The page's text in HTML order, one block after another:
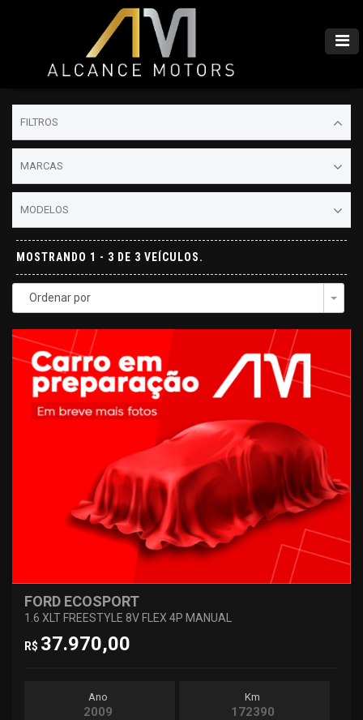
FILTROS
MARCAS
MODELOS
MOSTRANDO 1 - 3 DE 3 VEÍCULOS.
Ordenar por
FORD ECOSPORT
1.6 XLT FREESTYLE 8V FLEX 4P MANUAL
R$ 37.970,00
Ano
2009
Km
172390